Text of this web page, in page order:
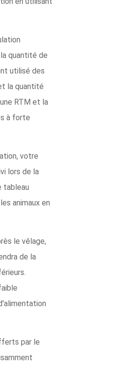
quantité de
utilisé des
la quantité
RTM et la
à forte
votre
lors de la
tableau
animaux en
le vêlage,
de la
par le